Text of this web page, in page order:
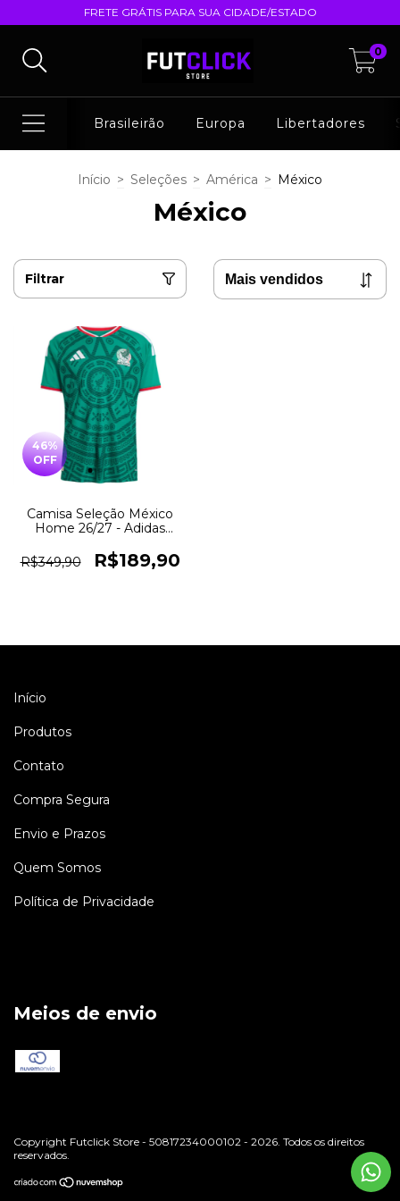
FRETE GRÁTIS PARA SUA CIDADE/ESTADO
0
Brasileirão Europa Libertadores
Início > Seleções > América > México
México
Filtrar
46%
OFF
Camisa Seleção México
Home 26/27 - Adidas
Verde
R$349,90 R$189,90
Início
Produtos
Contato
Compra Segura
Envio e Prazos
Quem Somos
Política de Privacidade
Meios de envio
Copyright Futclick Store - 50817234000102 - 2026. Todos os direitos
reservados.